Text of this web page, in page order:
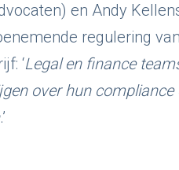
en Andy
regulering
‘Legal en finance
over hun compliance
.’